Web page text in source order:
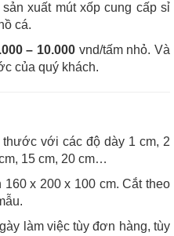
sản xuất mút xốp cung cấp sỉ
cá.
– 10.000 vnd/tấm nhỏ. Và
của quý khách.
với các độ dày 1 cm, 2
15 cm, 20 cm…
x 200 x 100 cm. Cắt theo
làm việc tùy đơn hàng, tùy